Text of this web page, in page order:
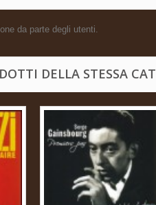
da parte degli utenti.
DELLA STESSA